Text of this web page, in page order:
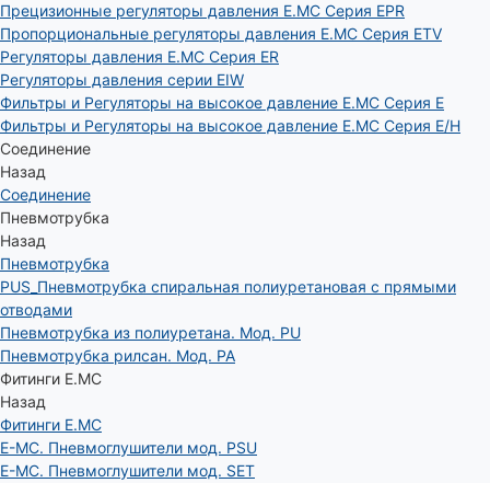
Прецизионные регуляторы давления E.MC Серия EPR
Пропорциональные регуляторы давления E.MC Серия ETV
Регуляторы давления E.MC Серия ER
Регуляторы давления серии EIW
Фильтры и Регуляторы на высокое давление E.MC Серия E
Фильтры и Регуляторы на высокое давление E.MC Серия E/H
Соединение
Назад
Соединение
Пневмотрубка
Назад
Пневмотрубка
PUS_Пневмотрубка спиральная полиуретановая с прямыми
отводами
Пневмотрубка из полиуретана. Мод. РU
Пневмотрубка рилсан. Мод. PA
Фитинги E.MC
Назад
Фитинги E.MC
E-MC. Пневмоглушители мод. PSU
E-MC. Пневмоглушители мод. SET